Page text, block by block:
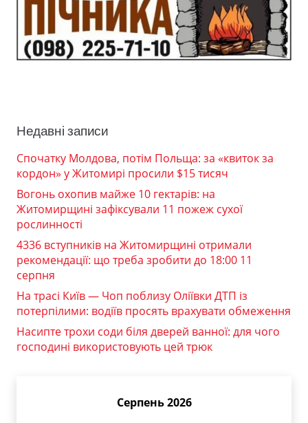
Недавні записи
Спочатку Молдова, потім Польща: за «квиток за
кордон» у Житомирі просили $15 тисяч
Вогонь охопив майже 10 гектарів: на
Житомирщині зафіксували 11 пожеж сухої
рослинності
4336 вступників на Житомирщині отримали
рекомендації: що треба зробити до 18:00 11
серпня
На трасі Київ — Чоп поблизу Оліївки ДТП із
потерпілими: водіїв просять врахувати обмеження
Насипте трохи соди біля дверей ванної: для чого
господині використовують цей трюк
Серпень 2026